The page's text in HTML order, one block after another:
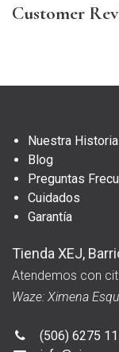
Customer
Nuestra Historia
Blog
Preguntas
Cuidados
Garantía
Tienda XEJ,
Atendemos con
Waze: Ximena
(506) 6275